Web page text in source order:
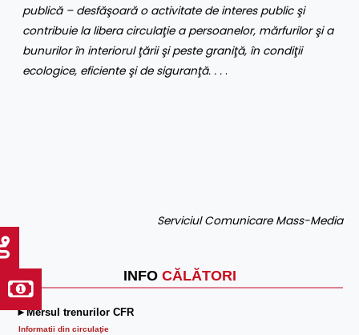
INFO CĂLĂTORI
►Mersul trenurilor CFR
Informatii din circulaţie
publică – desfăşoară o activitate de interes public şi
contribuie la libera circulaţie a persoanelor, mărfurilor şi a
bunurilor în interiorul ţării şi peste graniţă, în condiţii
ecologice, eficiente şi de siguranţă. ...
Serviciul Comunicare Mass-Media